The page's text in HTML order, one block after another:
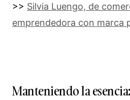
>> Silvia Luengo, de
emprendedora con marca
Manteniendo la